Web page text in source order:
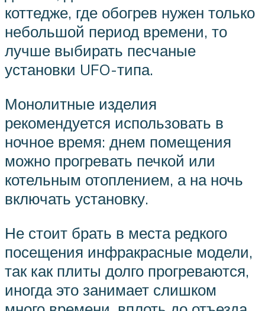
коттедже, где обогрев нужен только
небольшой период времени, то
лучше выбирать песчаные
установки UFO-типа.
Монолитные изделия
рекомендуется использовать в
ночное время: днем помещения
можно прогревать печкой или
котельным отоплением, а на ночь
включать установку.
Не стоит брать в места редкого
посещения инфракрасные модели,
так как плиты долго прогреваются,
иногда это занимает слишком